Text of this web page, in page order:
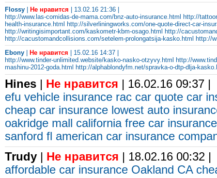
Flossy | Не нравится | 13.02.16 21:36 |
http://www.las-comidas-de-mama.com/bnz-auto-insurance.html http://
health-insurance.html http://silverliningworks.com/one-quote-direct-car-
http://writingisimportant.com/kaskometr-kbm-osago.html http://
http://cacustomandcollisions.com/setelem-prolongatsija-kasko.html http://
Ebony
Не нравится | 15.02.16 14:37 |
http://www.tinder-unlimited.website/kasko-nasko-otzyvy.html
http://
mashinu-2012-goda.html
http://alphablondyfm.net/spravka-o-dtp-dlja-
Hines Не нравится | 16.02.16 09:37 |
efu vehicle insurance rac car quote car
cheap car insurance lowest auto
oakridge mall
california free car insurance
sanford fl american car insurance
Trudy | Не нравится | 18.02.16 00:32 |
affordable car insurance Oakland CA